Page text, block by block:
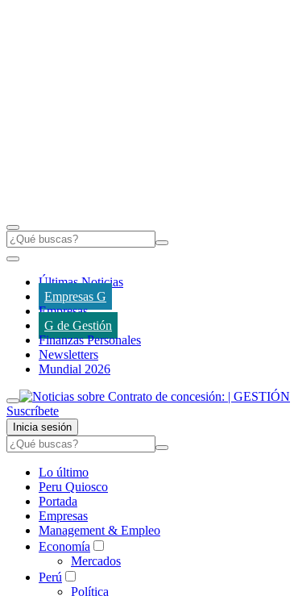
Últimas Noticias
Empresas G
Empresas
G de Gestión
Finanzas Personales
Newsletters
Mundial 2026
Suscríbete
Inicia sesión
Lo último
Peru Quiosco
Portada
Empresas
Management & Empleo
Economía
Mercados
Perú
Política